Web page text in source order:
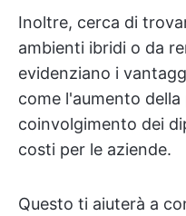
Inoltre, cerca di
ambienti ibridi o da
evidenziano i
come l'aumento
coinvolgimento dei
costi per le aziende.
Questo ti aiuterà a